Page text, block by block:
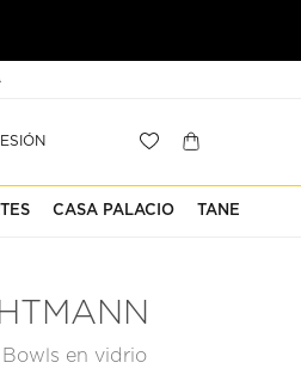
CASA PALACIO TANE
Bowls en vidrio